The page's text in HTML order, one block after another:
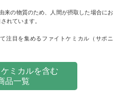
来の物質のため、人間が摂取した場合にお
れています。
注目を集めるファイトケミカル（サポニ
ミカルを含む
品一覧